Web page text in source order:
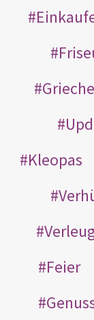
Kleopas
Feier